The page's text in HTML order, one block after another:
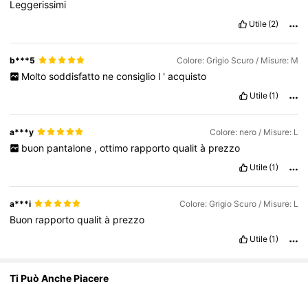
Leggerissimi
Utile (2)
b***5 Colore: Grigio Scuro / Misure: M
Molto soddisfatto ne consiglio l ' acquisto
Utile (1)
a***y Colore: nero / Misure: L
buon pantalone , ottimo rapporto qualit à prezzo
Utile (1)
a***i Colore: Grigio Scuro / Misure: L
Buon rapportoqualità prezzo
Utile (1)
Ti Può Anche Piacere